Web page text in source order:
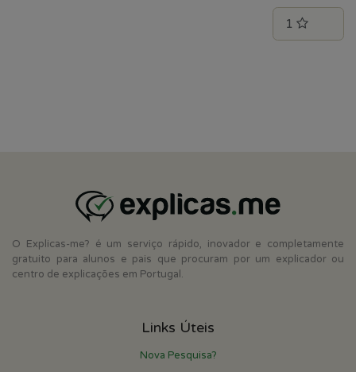
O Explicas-me? é um serviço rápido, inovador e completamente
gratuito para alunos e pais que procuram por um explicador ou
centro de explicações em Portugal.
Links Úteis
Nova Pesquisa?